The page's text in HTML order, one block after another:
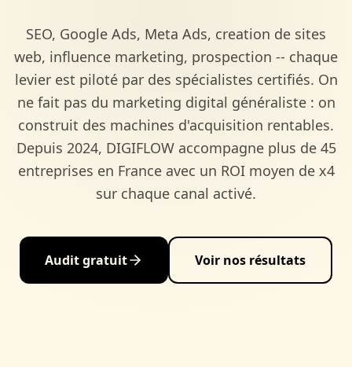
SEO, Google Ads, Meta Ads, creation de sites
web, influence marketing, prospection -- chaque
levier est piloté par des spécialistes certifiés. On
ne fait pas du marketing digital généraliste : on
construit des machines d'acquisition rentables.
Depuis 2024, DIGIFLOW accompagne plus de 45
entreprises en France avec un ROI moyen de x4
sur chaque canal activé.
Audit gratuit Voir nos résultats